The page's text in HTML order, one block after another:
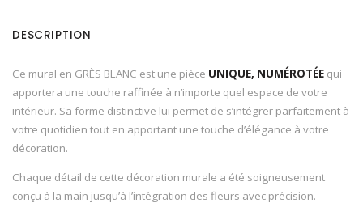
DESCRIPTION
Ce mural en GRÈS BLANC est une pièce UNIQUE, NUMÉROTÉE qui
apportera une touche raffinée à n’importe quel espace de votre
intérieur. Sa forme distinctive lui permet de s’intégrer parfaitement à
votre quotidien tout en apportant une touche d’élégance à votre
décoration.
Chaque détail de cette décoration murale a été soigneusement
conçu à la main jusqu’à l’intégration des fleurs avec précision.